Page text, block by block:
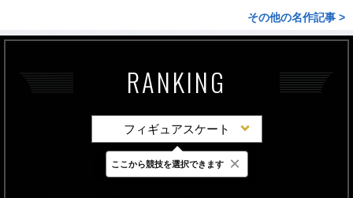
その他の名作記事 >
RANKING
フィギュアスケート
最新 24時間 週間
ここから競技を選択できます ×